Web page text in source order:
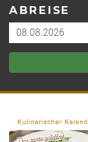
ABREISE